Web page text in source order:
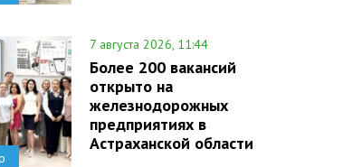
7 августа 2026, 11:44
Более 200 вакансий
открыто на
железнодорожных
предприятиях в
Астраханской области